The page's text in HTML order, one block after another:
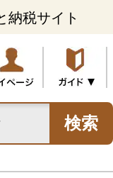
納税サイト
検索